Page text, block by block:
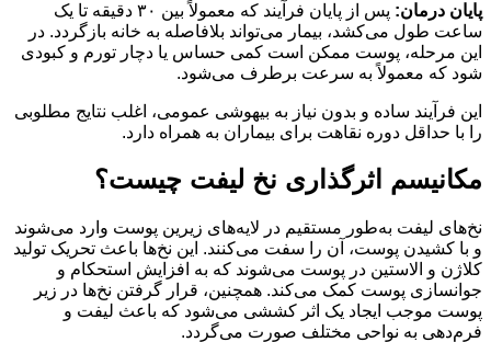
پایان درمان:
پس از پایان فرآیند که معمولاً بین ۳۰ دقیقه تا یک
ساعت طول می‌کشد، بیمار می‌تواند بلافاصله به خانه بازگردد. در
این مرحله، پوست ممکن است کمی حساس یا دچار تورم و کبودی
شود که معمولاً به سرعت برطرف می‌شود.
این فرآیند ساده و بدون نیاز به بیهوشی عمومی، اغلب نتایج مطلوبی
را با حداقل دوره نقاهت برای بیماران به همراه دارد.
مکانیسم اثرگذاری نخ لیفت چیست؟
نخ‌های لیفت به‌طور مستقیم در لایه‌های زیرین پوست وارد می‌شوند
و با کشیدن پوست، آن را سفت می‌کنند. این نخ‌ها باعث تحریک تولید
کلاژن و الاستین در پوست می‌شوند که به افزایش استحکام و
جوانسازی پوست کمک می‌کند. همچنین، قرار گرفتن نخ‌ها در زیر
پوست موجب ایجاد یک اثر کششی می‌شود که باعث لیفت و
فرم‌دهی به نواحی مختلف صورت می‌گردد.